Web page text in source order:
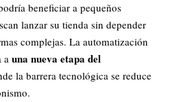
beneficiar a pequeños
lanzar su tienda sin depender
complejas. La automatización
a una nueva etapa del
la barrera tecnológica se reduce